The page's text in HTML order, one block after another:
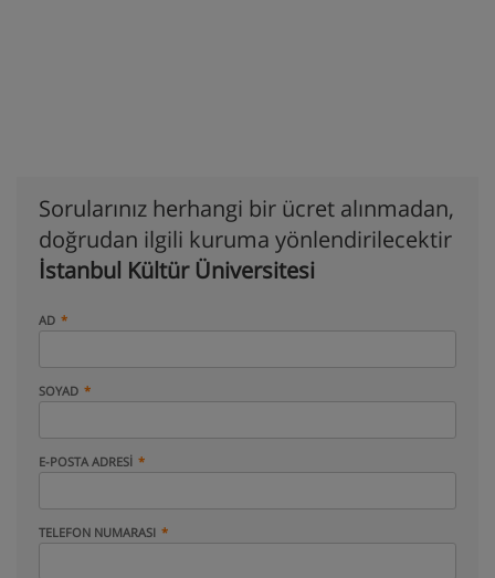
Sorularınız herhangi bir ücret alınmadan,
doğrudan ilgili kuruma yönlendirilecektir
İstanbul Kültür Üniversitesi
AD
SOYAD
E-POSTA ADRESI
TELEFON NUMARASI